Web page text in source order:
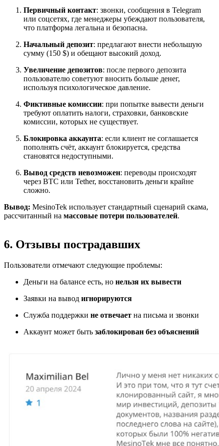
Первичный контакт: звонки, сообщения в Telegram
или соцсетях, где менеджеры убеждают пользователя,
что платформа легальна и безопасна.
Начальный депозит: предлагают внести небольшую
сумму (150 $) и обещают высокий доход.
Увеличение депозитов: после первого депозита
пользователю советуют вносить больше денег,
используя психологическое давление.
Фиктивные комиссии: при попытке вывести деньги
требуют оплатить налоги, страховки, банковские
комиссии, которых не существует.
Блокировка аккаунта: если клиент не соглашается
пополнять счёт, аккаунт блокируется, средства
становятся недоступными.
Вывод средств невозможен: переводы происходят
через BTC или Tether, восстановить деньги крайне
сложно.
Вывод: MesinoTek использует стандартный сценарий скама,
рассчитанный на массовые потери пользователей.
6. Отзывы пострадавших
Пользователи отмечают следующие проблемы:
Деньги на балансе есть, но нельзя их вывести
Заявки на вывод игнорируются
Служба поддержки не отвечает на письма и звонки
Аккаунт может быть заблокирован без объяснений